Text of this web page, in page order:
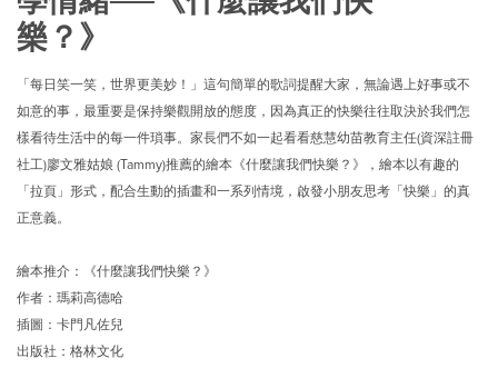
樂？》
「每日笑一笑，世界更美妙！」這句簡單的歌詞提醒大家，無論遇上好事或不
如意的事，最重要是保持樂觀開放的態度，因為真正的快樂往往取決於我們怎
樣看待生活中的每一件瑣事。家長們不如一起看看慈慧幼苗教育主任(資深註冊
社工)廖文雅姑娘 (Tammy)推薦的繪本《什麼讓我們快樂？》，繪本以有趣的
「拉頁」形式，配合生動的插畫和一系列情境，啟發小朋友思考「快樂」的真
正意義。
繪本推介：《什麼讓我們快樂？》
作者：瑪莉高德哈
插圖：卡門凡佐兒
出版社：格林文化